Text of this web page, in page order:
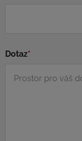
Dotaz*